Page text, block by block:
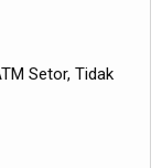
Setor, Tidak